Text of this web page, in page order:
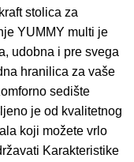
stolica za
YUMMY multi je
udobna i pre svega
hranilica za vaše
sedište
je od kvalitetnog
koji možete vrlo
Karakteristike